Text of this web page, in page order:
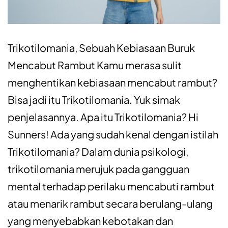
Trikotilomania, Sebuah Kebiasaan Buruk
Mencabut Rambut Kamu merasa sulit
menghentikan kebiasaan mencabut rambut?
Bisa jadi itu Trikotilomania. Yuk simak
penjelasannya. Apa itu Trikotilomania? Hi
Sunners! Ada yang sudah kenal dengan istilah
Trikotilomania? Dalam dunia psikologi,
trikotilomania merujuk pada gangguan
mental terhadap perilaku mencabuti rambut
atau menarik rambut secara berulang-ulang
yang menyebabkan kebotakan dan